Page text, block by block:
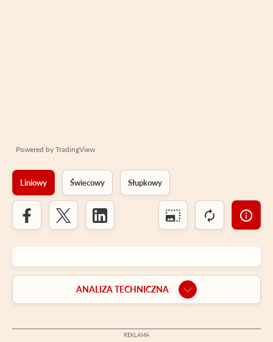
Powered by TradingView
Liniowy Świecowy Słupkowy
ANALIZA TECHNICZNA